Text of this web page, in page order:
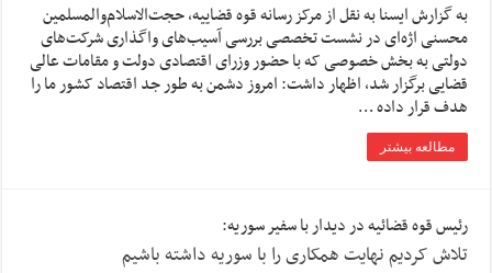
به گزارش ایسنا به نقل از مرکز رسانه قوه قضاییه، حجت‌الاسلام‌والمسلمین
محسنی اژه‌ای در نشست تخصصی بررسی آسیب‌های واگذاری شرکت‌های
دولتی به بخش خصوصی که با حضور وزرای اقتصادی دولت و مقامات عالی
قضایی برگزار شد، اظهار داشت: امروز دشمن به طور جد اقتصاد کشور ما را
هدف قرار داده …
مطالعه بیشتر
رئیس قوه قضائیه در دیدار با سفیر سوریه:
تلاش کردیم نهایت همکاری را با سوریه داشته باشیم